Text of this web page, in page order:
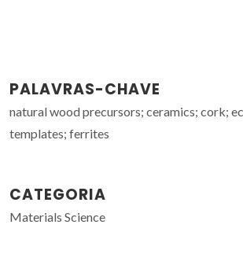
PALAVRAS-CHAVE
natural wood precursors; ceramics; cork;
templates; ferrites
CATEGORIA
Materials Science